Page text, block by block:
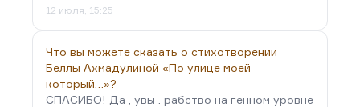
12 июля, 15:25
Что вы можете сказать о стихотворении
Беллы Ахмадулиной «По улице моей
который…»?
СПАСИБО! Да , увы . рабство на генном уровне